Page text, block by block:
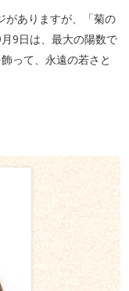
がありますが、「菊の
9日は、最大の陽数で
って、永遠の若さと